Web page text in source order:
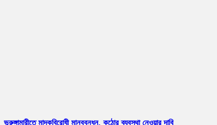
ভূরুঙ্গামারীতে মাদকবিরোধী মানববন্ধন, কঠোর ব্যবস্থা নেওয়ার দাবি